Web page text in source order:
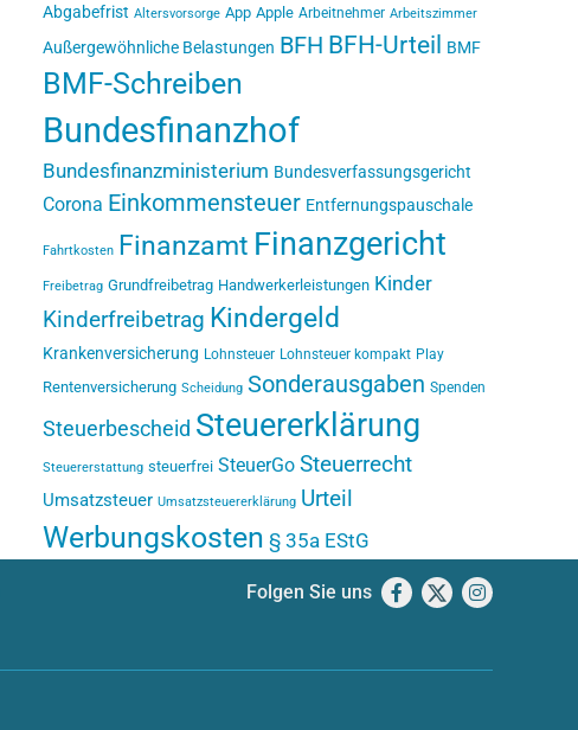
Abgabefrist Altersvorsorge App Apple Arbeitnehmer Arbeitszimmer
Außergewöhnliche Belastungen BFH BFH-Urteil BMF
BMF-Schreiben
Bundesfinanzhof
Bundesfinanzministerium Bundesverfassungsgericht
Corona Einkommensteuer Entfernungspauschale
Fahrtkosten Finanzamt Finanzgericht
Freibetrag Grundfreibetrag Handwerkerleistungen Kinder
Kinderfreibetrag Kindergeld
Krankenversicherung Lohnsteuer Lohnsteuer kompakt Play
Rentenversicherung Scheidung Sonderausgaben Spenden
Steuerbescheid Steuererklärung
Steuererstattung steuerfrei SteuerGo Steuerrecht
Umsatzsteuer Umsatzsteuererklärung Urteil
Werbungskosten § 35a EStG
Folgen Sie uns Facebook
X Instagram